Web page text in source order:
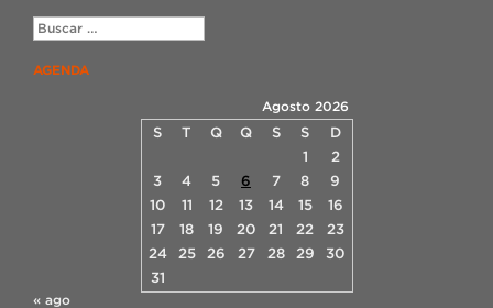
AGENDA
Agosto 2026
S T Q Q S S
D
1
2
3
4 5 6 7 8
9
10
11 12 13 14 15
16
17
18 19 20 21 22
23
24
25 26 27 28 29
30
31
« ago